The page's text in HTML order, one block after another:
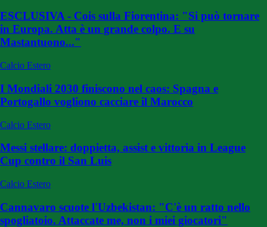
ESCLUSIVA - Cois sulla Fiorentina: "Si può tornare
in Europa. Atta è un grande colpo. E su
Mastantuono..."
Calcio Estero
I Mondiali 2030 finiscono nel caos: Spagna e
Portogallo vogliono cacciare il Marocco
Calcio Estero
Messi stellare: doppietta, assist e vittoria in League
Cup contro il San Luis
Calcio Estero
Cannavaro scuote l'Uzbekistan: "C'è un ratto nello
spogliatoio. Attaccate me, non i miei giocatori"